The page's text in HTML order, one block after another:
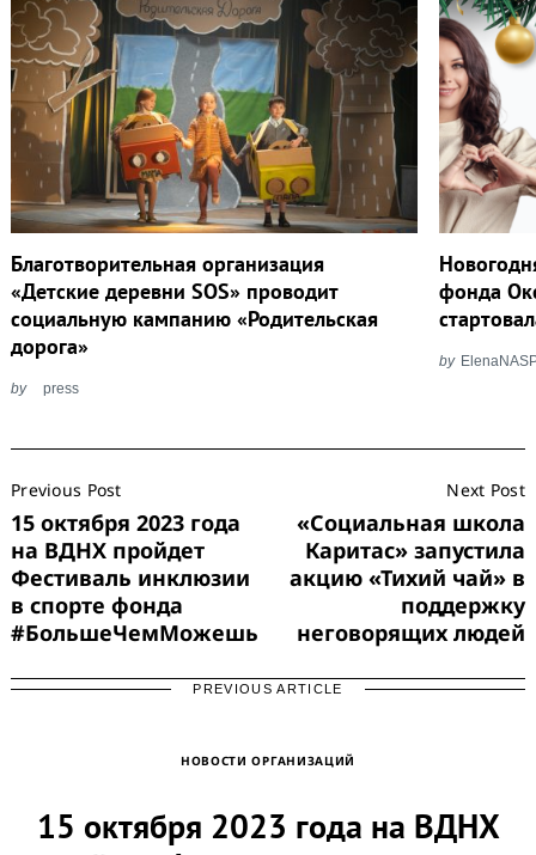
Благотворительная организация
«Детские деревни SOS» проводит
социальную кампанию «Родительская
дорога»
by press
фонда
by
Navigation
Previous Post
15 октября 2023 года
на ВДНХ пройдет
Фестиваль инклюзии
в спорте фонда
#БольшеЧемМожешь
Next Post
«Социальная школа
Каритас» запустила
акцию «Тихий чай» в
поддержку
неговорящих людей
PREVIOUS ARTICLE
НОВОСТИ ОРГАНИЗАЦИЙ
15 октября 2023 года на ВДНХ